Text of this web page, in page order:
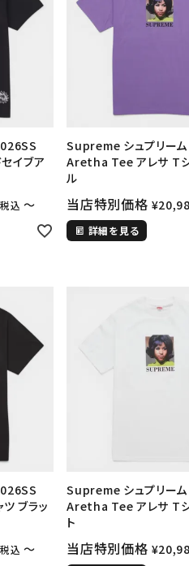
テゴリーから探す
価格から探す
円 ～
在庫のない商品を
イブア
税込 〜
Supreme シュプリー
Aretha Tee アレサ T
ル
当店特別価格 ¥
詳細を見る
ブラッ
税込 〜
Supreme シュプリー
Aretha Tee アレサ Tシ
ト
当店特別価格 ¥